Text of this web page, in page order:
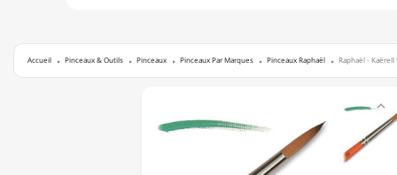
Accueil Pinceaux & Outils Pinceaux Pinceaux Par Marques Pinceaux Raphaël Raphaël -
